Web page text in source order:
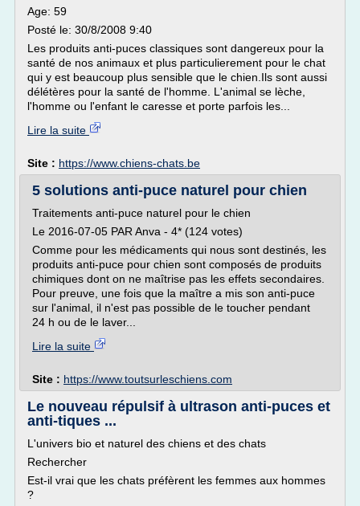
Age: 59
Posté le: 30/8/2008 9:40
Les produits anti-puces classiques sont dangereux pour la
santé de nos animaux et plus particulierement pour le chat
qui y est beaucoup plus sensible que le chien.Ils sont aussi
délétères pour la santé de l'homme. L'animal se lèche,
l'homme ou l'enfant le caresse et porte parfois les...
Lire la suite
Site : https://www.chiens-chats.be
5 solutions anti-puce naturel pour chien
Traitements anti-puce naturel pour le chien
Le 2016-07-05 PAR Anva - 4* (124 votes)
Comme pour les médicaments qui nous sont destinés, les
produits anti-puce pour chien sont composés de produits
chimiques dont on ne maîtrise pas les effets secondaires.
Pour preuve, une fois que la maître a mis son anti-puce
sur l'animal, il n'est pas possible de le toucher pendant
24 h ou de le laver...
Lire la suite
Site : https://www.toutsurleschiens.com
Le nouveau répulsif à ultrason anti-puces et
anti-tiques ...
L'univers bio et naturel des chiens et des chats
Rechercher
Est-il vrai que les chats préfèrent les femmes aux hommes
?